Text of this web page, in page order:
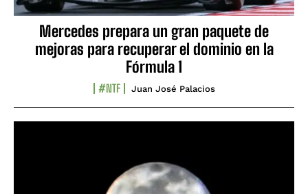
Mercedes prepara un gran paquete de
mejoras para recuperar el dominio en la
Fórmula 1
#NTF Juan José Palacios